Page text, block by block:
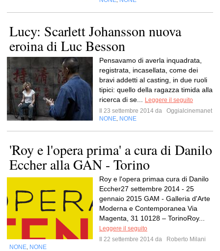
Lucy: Scarlett Johansson nuova
eroina di Luc Besson
Pensavamo di averla inquadrata,
registrata, incasellata, come dei
bravi addetti al casting, in due ruoli
tipici: quello della ragazza timida alla
ricerca di se...
Leggere il seguito
Il 23 settembre 2014 da
Oggialcinemanet
NONE NONE
'Roy e l'opera prima' a cura di Danilo
Eccher alla GAN - Torino
Roy e l'opera primaa cura di Danilo
Eccher27 settembre 2014 - 25
gennaio 2015 GAM - Galleria d'Arte
Moderna e Contemporanea Via
Magenta, 31 10128 – TorinoRoy...
Leggere il seguito
Il 22 settembre 2014 da
Roberto Milani
NONE NONE